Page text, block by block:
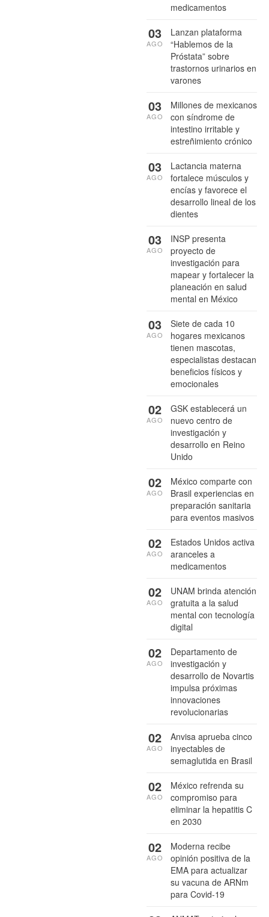
medicamentos
Lanzan plataforma
“Hablemos de la
Próstata” sobre
trastornos urinarios en
varones
03
AGO
Millones de mexicanos
con síndrome de
intestino irritable y
estreñimiento crónico
03
AGO
Lactancia materna
fortalece músculos y
encías y favorece el
desarrollo lineal de los
dientes
03
AGO
INSP presenta
proyecto de
investigación para
mapear y fortalecer la
planeación en salud
mental en México
03
AGO
Siete de cada 10
hogares mexicanos
tienen mascotas,
especialistas destacan
beneficios físicos y
emocionales
03
AGO
GSK establecerá un
nuevo centro de
investigación y
desarrollo en Reino
Unido
02
AGO
México comparte con
Brasil experiencias en
preparación sanitaria
para eventos masivos
02
AGO
Estados Unidos activa
aranceles a
medicamentos
02
AGO
UNAM brinda atención
gratuita a la salud
mental con tecnología
digital
02
AGO
Departamento de
investigación y
desarrollo de Novartis
impulsa próximas
innovaciones
revolucionarias
02
AGO
Anvisa aprueba cinco
inyectables de
semaglutida en Brasil
02
AGO
México refrenda su
compromiso para
eliminar la hepatitis C
en 2030
02
AGO
Moderna recibe
opinión positiva de la
EMA para actualizar
su vacuna de ARNm
para Covid-19
02
AGO